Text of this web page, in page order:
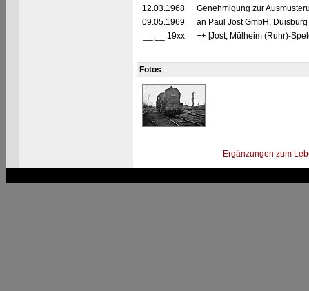
12.03.1968
Genehmigung zur
09.05.1969
an Paul Jost GmbH,
__.__.19xx
++ [Jost, Mülheim (Ruhr)-
Fotos
Ergänzungen zum